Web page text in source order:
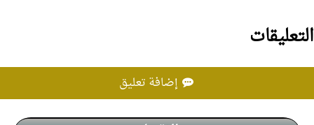
التعليقات
إضافة تعليق